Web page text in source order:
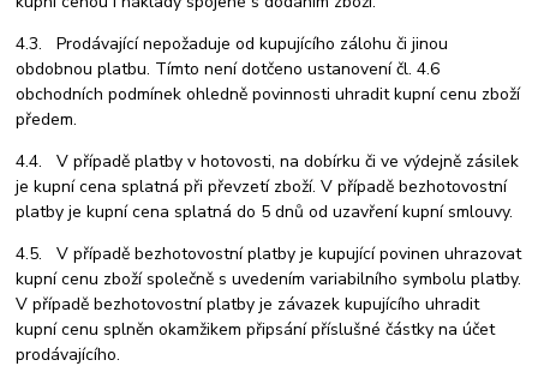
4.3. Prodávající nepožaduje od kupujícího zálohu či jinou
obdobnou platbu. Tímto není dotčeno ustanovení čl. 4.6
obchodních podmínek ohledně povinnosti uhradit kupní cenu zboží
předem.
4.4. V případě platby v hotovosti, na dobírku či ve výdejně zásilek
je kupní cena splatná při převzetí zboží. V případě bezhotovostní
platby je kupní cena splatná do 5 dnů od uzavření kupní smlouvy.
4.5. V případě bezhotovostní platby je kupující povinen uhrazovat
kupní cenu zboží společně s uvedením variabilního symbolu platby.
V případě bezhotovostní platby je závazek kupujícího uhradit
kupní cenu splněn okamžikem připsání příslušné částky na účet
prodávajícího.